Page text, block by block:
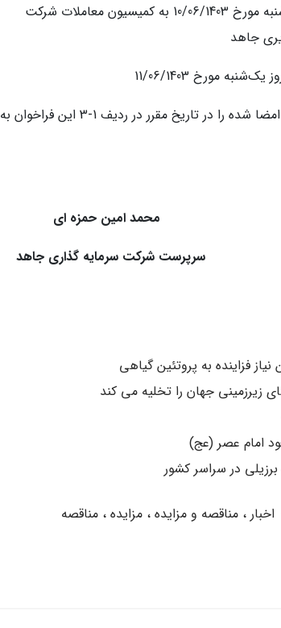
1-3- مهلت ارائه پیشنهادات: تا ساعت 12 روز ‌شنبه مورخ 10/06/1403 به کمیسیون معاملات شرکت
جاهد
3-3- متقاضیان بایستی پیشنهاد قیمت مهر و امضا شده را در تاریخ مقرر در ردیف 1-3 این فراخوان به
حمزه ای
گذاری جاهد
فزاینده به پروتئین گیاهی
زیرزمینی جهان را تخلیه می کند
امام عصر (عج)
در سراسر کشور
اخبار مناقصه و مزایده مزایده مناقصه